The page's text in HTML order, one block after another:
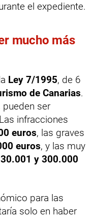
el expediente.
mucho más
Ley 7/1995, de 6
de Canarias.
ser
infracciones
euros, las graves
euros, y las muy
30.001 y 300.000
para las
solo en haber